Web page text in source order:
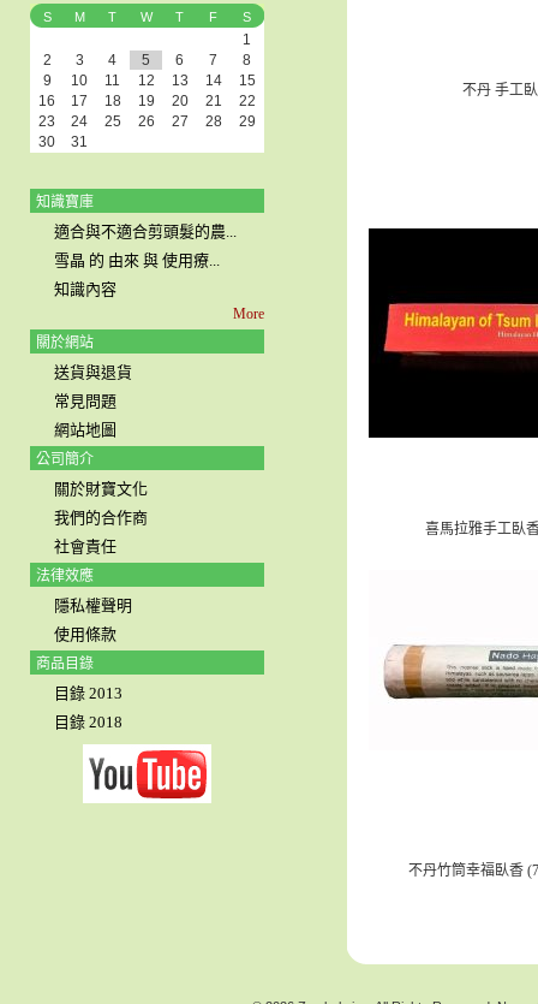
S M T W T F S
1
2
3 4 5 6 7
8
9
10 11 12 13 14
15
16
17 18 19 20 21
22
23
24 25 26 27 28
29
30
31
知識寶庫
適合與不適合剪頭髮的農...
雪晶 的 由來 與 使用療...
知識內容
More
關於網站
送貨與退貨
常見問題
網站地圖
公司簡介
關於財寶文化
我們的合作商
社會責任
法律效應
隱私權聲明
使用條款
商品目錄
目錄 2013
目錄 2018
不丹 手工
喜馬拉雅手工臥
不丹竹筒幸福臥香